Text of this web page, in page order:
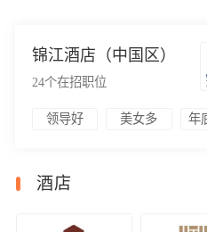
锦江酒店（中国区）
24个在招职位
领导好 美女多 年
酒店